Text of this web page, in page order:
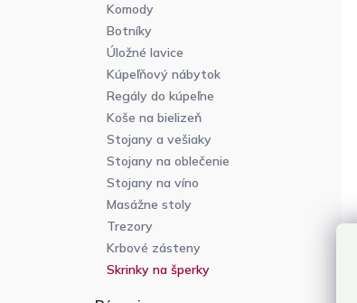
Komody
Botníky
Úložné lavice
Kúpeľňový nábytok
Regály do kúpeľne
Koše na bielizeň
Stojany a vešiaky
Stojany na oblečenie
Stojany na víno
Masážne stoly
Trezory
Krbové zásteny
Skrinky na šperky